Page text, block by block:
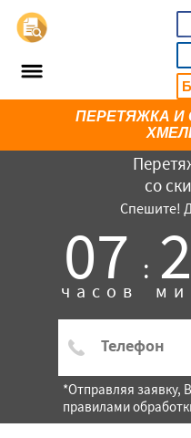
со
Спешите!
07 :
часов
*Отправляя заявку,
правилами
ПЕРЕТЯЖКА И